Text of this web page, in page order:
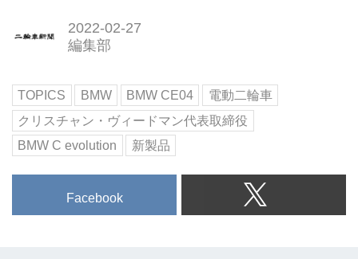
2022-02-27
編集部
TOPICS BMW BMW CE04
電動二輪車
クリスチャン・ヴィードマン代表取締役
BMW C evolution
新製品
Facebook